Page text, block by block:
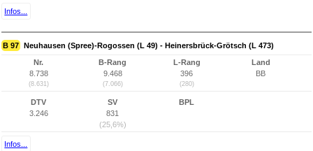
Infos...
B 97 Neuhausen (Spree)-Rogossen (L 49) - Heinersbrück-Grötsch (L 473)
Nr.
8.738
(8.631)
B-Rang
9.468
(7.066)
L-Rang
396
(280)
Land
BB
DTV
3.246
SV
831
(25,6%)
BPL
Infos...